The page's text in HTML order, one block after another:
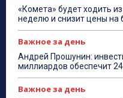
«Комета» будет ходить
неделю и снизит цены на
Важное за день
Андрей Прошунин:
миллиардов обеспечит
Важное за день